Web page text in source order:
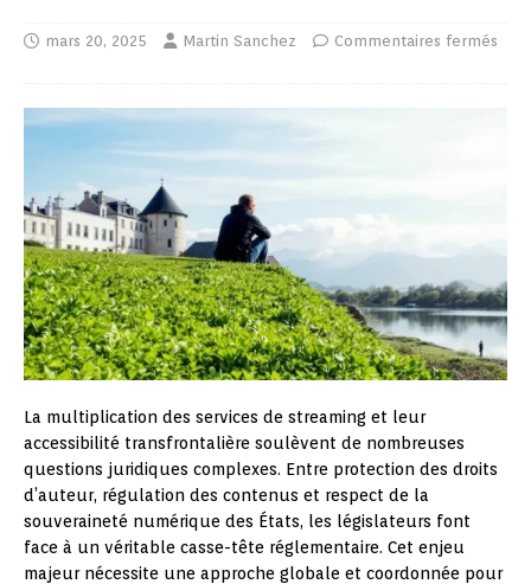
mars 20, 2025 Martin Sanchez Commentaires fermés
La multiplication des services de streaming et leur
accessibilité transfrontalière soulèvent de nombreuses
questions juridiques complexes. Entre protection des droits
d’auteur, régulation des contenus et respect de la
souveraineté numérique des États, les législateurs font
face à un véritable casse-tête réglementaire. Cet enjeu
majeur nécessite une approche globale et coordonnée pour